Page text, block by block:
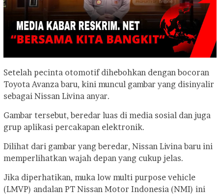
Setelah pecinta otomotif dihebohkan dengan bocoran
Toyota Avanza baru, kini muncul gambar yang disinyalir
sebagai Nissan Livina anyar.
Gambar tersebut, beredar luas di media sosial dan juga
grup aplikasi percakapan elektronik.
Dilihat dari gambar yang beredar, Nissan Livina baru ini
memperlihatkan wajah depan yang cukup jelas.
Jika diperhatikan, muka low multi purpose vehicle
(LMVP) andalan PT Nissan Motor Indonesia (NMI) ini